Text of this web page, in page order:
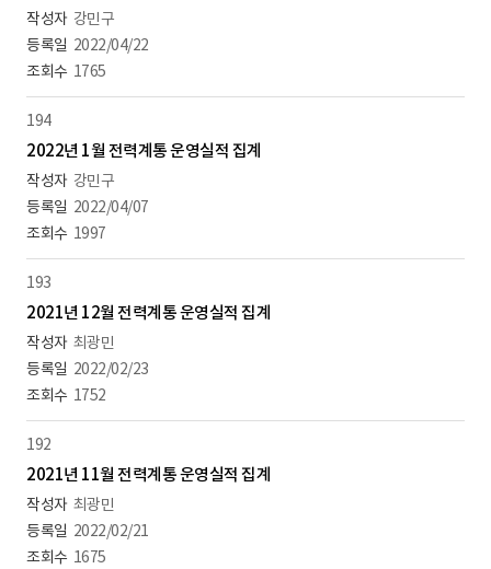
강민구
2022/04/22
1765
194
2022년 1월 전력계통 운영실적 집계
강민구
2022/04/07
1997
193
2021년 12월 전력계통 운영실적 집계
최광민
2022/02/23
1752
192
2021년 11월 전력계통 운영실적 집계
최광민
2022/02/21
1675